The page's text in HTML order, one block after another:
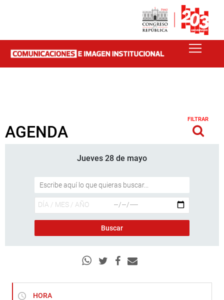
AGENDA
FILTRAR
Jueves 28 de mayo
HORA